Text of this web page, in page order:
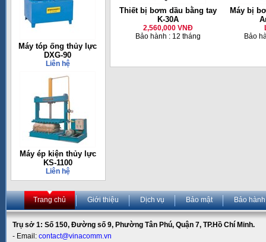
Máy tóp ống thủy lực
DXG-90
Liên hệ
Máy ép kiện thủy lực
KS-1100
Liên hệ
Thiết bị bơm dầu bằng tay
K-30A
2,560,000 VNĐ
Bảo hành : 12 tháng
Máy bị
Bảo
Trang chủ Giới thiệu Dịch vụ Bảo mật Bảo hành
Trụ sở 1: Số 150, Đường số 9, Phường Tân Phú, Quận 7, TP.Hồ Chí Minh.
- Email: contact@vinacomm.vn